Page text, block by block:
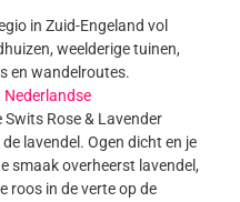
in Zuid-Engeland vol
weelderige tuinen,
en wandelroutes.
Nederlandse
Swits Rose & Lavender
lavendel. Ogen dicht en je
smaak overheerst lavendel,
roos in de verte op de